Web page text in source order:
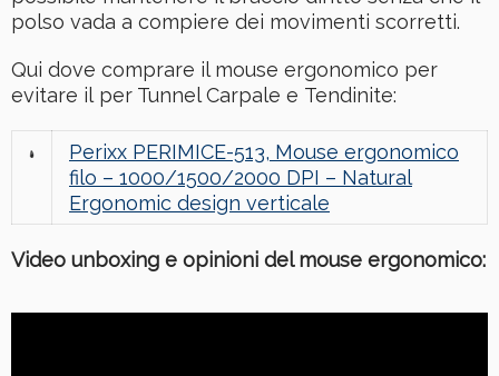
polso vada a compiere dei movimenti scorretti.
Qui dove comprare il mouse ergonomico per
evitare il per Tunnel Carpale e Tendinite:
Perixx PERIMICE-513, Mouse ergonomico
filo – 1000/1500/2000 DPI – Natural
Ergonomic design verticale
Video unboxing e opinioni del mouse ergonomico: